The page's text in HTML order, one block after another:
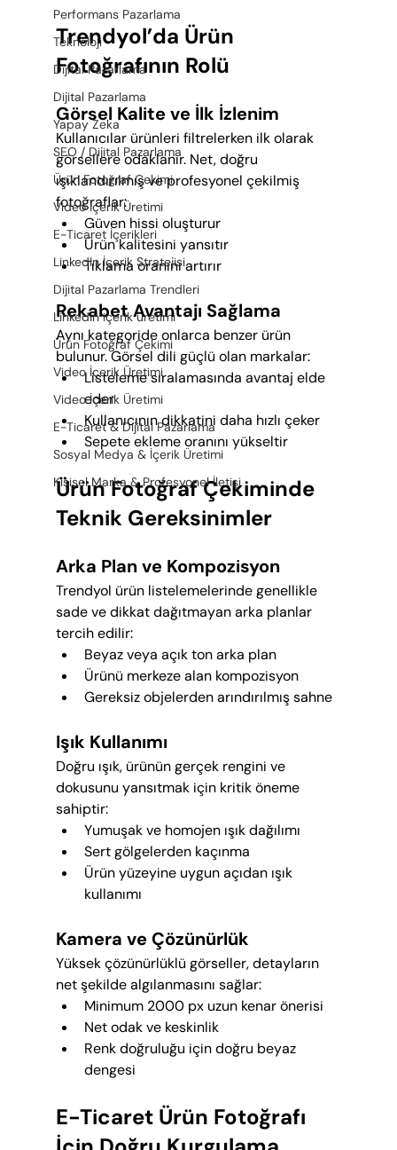
Performans Pazarlama
Teknoloji
Dijital Pazarlama
Dijital Pazarlama
Yapay Zeka
SEO / Dijital Pazarlama
Ürün Fotoğraf Çekimi
Video İçerik Üretimi
E-Ticaret İçerikleri
LinkedIn İçerik Stratejisi
Dijital Pazarlama Trendleri
LinkedIn içerik üretimi
Ürün Fotoğraf Çekimi
Video İçerik Üretimi
Video İçerik Üretimi
E-Ticaret & Dijital Pazarlama
Sosyal Medya & İçerik Üretimi
Kişisel Marka & Profesyonel İletişi
Trendyol’da Ürün
Fotoğrafının Rolü
Görsel Kalite ve İlk İzlenim
Kullanıcılar ürünleri filtrelerken ilk olarak
görsellere odaklanır. Net, doğru
ışıklandırılmış ve profesyonel çekilmiş
fotoğraflar:
Güven hissi oluşturur
Ürün kalitesini yansıtır
Tıklama oranını artırır
Rekabet Avantajı Sağlama
Aynı kategoride onlarca benzer ürün
bulunur. Görsel dili güçlü olan markalar:
Listeleme sıralamasında avantaj elde
eder
Kullanıcının dikkatini daha hızlı çeker
Sepete ekleme oranını yükseltir
Ürün Fotoğraf Çekiminde
Teknik Gereksinimler
Arka Plan ve Kompozisyon
Trendyol ürün listelemelerinde genellikle
sade ve dikkat dağıtmayan arka planlar
tercih edilir:
Beyaz veya açık ton arka plan
Ürünü merkeze alan kompozisyon
Gereksiz objelerden arındırılmış sahne
Işık Kullanımı
Doğru ışık, ürünün gerçek rengini ve
dokusunu yansıtmak için kritik öneme
sahiptir:
Yumuşak ve homojen ışık dağılımı
Sert gölgelerden kaçınma
Ürün yüzeyine uygun açıdan ışık
kullanımı
Kamera ve Çözünürlük
Yüksek çözünürlüklü görseller, detayların
net şekilde algılanmasını sağlar:
Minimum 2000 px uzun kenar önerisi
Net odak ve keskinlik
Renk doğruluğu için doğru beyaz
dengesi
E-Ticaret Ürün Fotoğrafı